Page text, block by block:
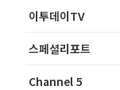
이투데이TV
스페셜리포트
Channel 5